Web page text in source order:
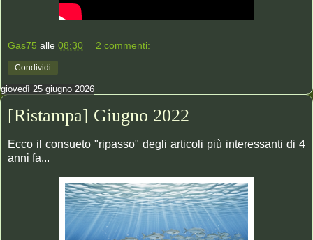
Gas75 alle 08:30 2 commenti:
Condividi
giovedì 25 giugno 2026
[Ristampa] Giugno 2022
Ecco il consueto "ripasso" degli articoli più interessanti di 4
anni fa...